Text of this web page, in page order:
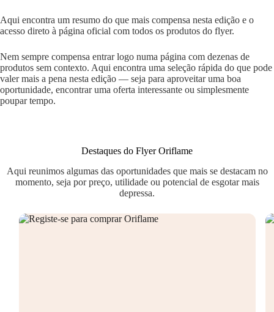
Aqui encontra um resumo do que mais compensa nesta edição e o
acesso direto à página oficial com todos os produtos do flyer.
Nem sempre compensa entrar logo numa página com dezenas de
produtos sem contexto. Aqui encontra uma seleção rápida do que pode
valer mais a pena nesta edição — seja para aproveitar uma boa
oportunidade, encontrar uma oferta interessante ou simplesmente
poupar tempo.
Destaques do Flyer Oriflame
Aqui reunimos algumas das oportunidades que mais se destacam no
momento, seja por preço, utilidade ou potencial de esgotar mais
depressa.